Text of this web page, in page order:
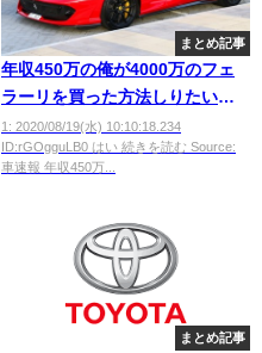
まとめ記事
年収450万の俺が4000万のフェ
ラーリを買った方法しりたい？
ｗｗｗｗ
1: 2020/08/19(水) 10:10:18.234
ID:rGOgguLB0 はい 続きを読む Source:
車速報 年収450万...
まとめ記事